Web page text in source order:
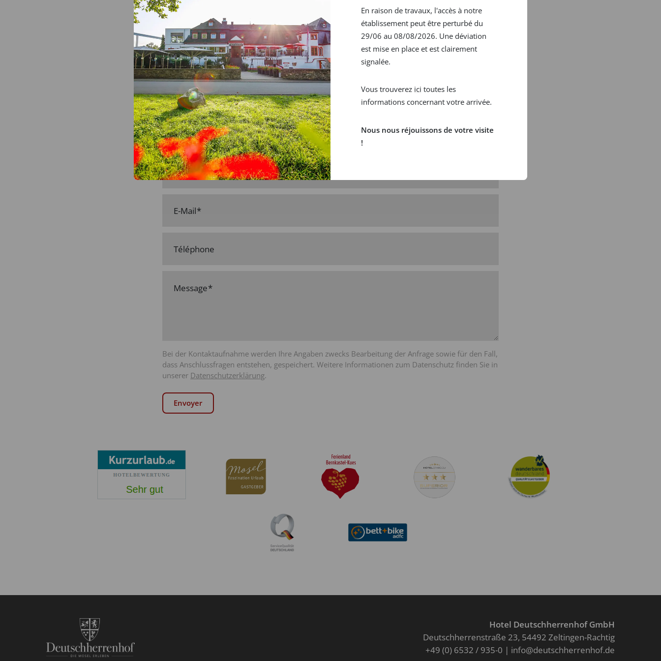
RESTAURANT
12:00 bis 23:00 Uhr
REZEPTION
07:00 bis 21:00 Uhr
Nom
E-Mail
Téléphone
Message
Bei der Kontaktaufnahme werden Ihre Angaben zwecks Bearbeitung der Anfrage sowie für den Fall,
dass Anschlussfragen entstehen, gespeichert. Weitere Informationen zum Datenschutz finden Sie in
unserer Datenschutzerklärung.
Envoyer
Hotel Deutschherrenhof GmbH
Deutschherrenstraße 23 54492 Zeltingen-Rachtig
+49 (0) 6532 / 935-0
info@deutschherrenhof.de
En raison de travaux, l'accès à notre
établissement peut être perturbé du
29/06 au 08/08/2026. Une déviation
est mise en place et est clairement
signalée.
Vous trouverez ici toutes les
informations concernant votre arrivée.
Nous nous réjouissons de votre visite
!